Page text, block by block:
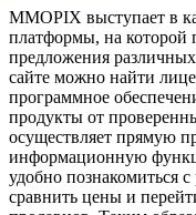
MMOPIX выступает в
платформы, на которой
предложения
сайте можно найти
программное
продукты от
осуществляет прямую
информационную
удобно познакомиться
сравнить цены и